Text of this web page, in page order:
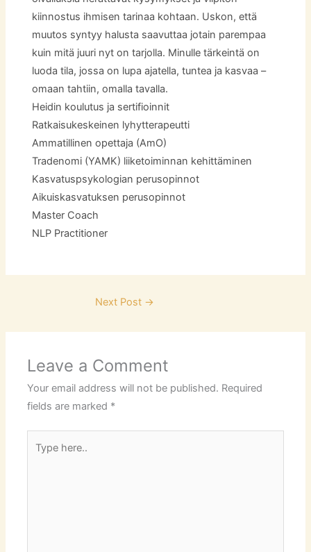
kiinnostus ihmisen tarinaa kohtaan. Uskon, että
muutos syntyy halusta saavuttaa jotain parempaa
kuin mitä juuri nyt on tarjolla. Minulle tärkeintä on
luoda tila, jossa on lupa ajatella, tuntea ja kasvaa –
omaan tahtiin, omalla tavalla.
Heidin koulutus ja sertifioinnit
Ratkaisukeskeinen lyhytterapeutti
Ammatillinen opettaja (AmO)
Tradenomi (YAMK) liiketoiminnan kehittäminen
Kasvatuspsykologian perusopinnot
Aikuiskasvatuksen perusopinnot
Master Coach
NLP Practitioner
Next Post →
Leave a Comment
Your email address will not be published. Required
fields are marked *
here..